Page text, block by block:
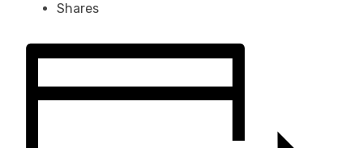
Shares